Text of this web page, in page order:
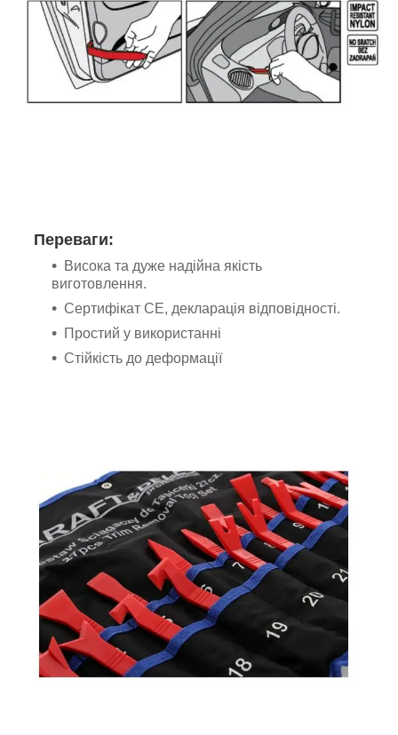
Переваги:
Висока та дуже надійна якість
виготовлення.
Сертифікат CE, декларація відповідності.
Простий у використанні
Стійкість до деформації